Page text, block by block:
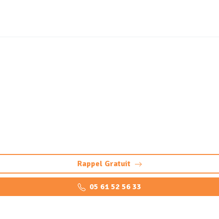
Rappel Gratuit
05 61 52 56 33